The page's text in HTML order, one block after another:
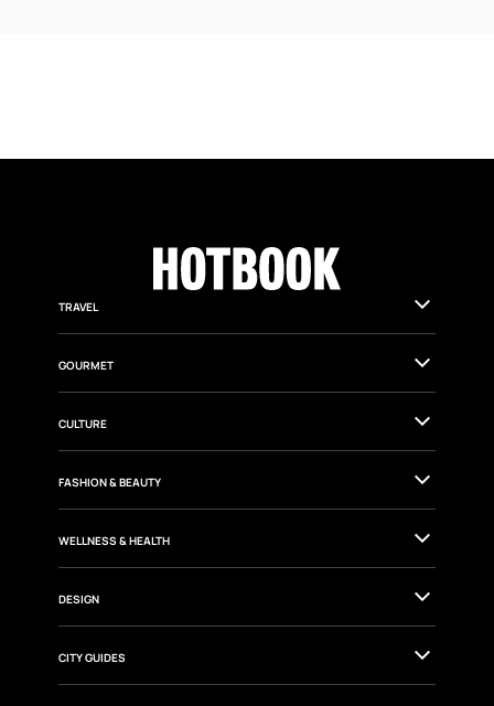
TRAVEL
GOURMET
CULTURE
FASHION & BEAUTY
WELLNESS & HEALTH